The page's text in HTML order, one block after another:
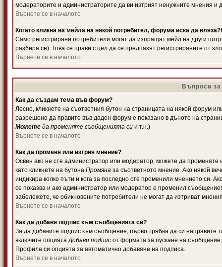
модераторите и администраторите да ви изтрият ненужните мнения и
Върнете се в началото
Когато кликна на мейла на някой потребител, форума иска да вляза?!
Само регистрирани потребители могат да изпращат мейл на други
разбира се). Това се прави с цел да се предпазят регистрираните от
Върнете се в началото
Въпроси
Как да създам тема във форум?
Лесно, кликнете на съответния бутон на страницата на някой форум
разрешено да правите във даден форум е показано в дъното на
Можете да променяте съобщенията си и т.н.)
Върнете се в началото
Как да променя или изтрия мнение?
Освен ако не сте администратор или модератор, можете да
като кликнете на бутона Промяна за съответното мнение. Ако някой
индикира колко пъти и кога за последно сте променили мнението си.
се показва и ако администратор или модератор е променил
забележете, че обикновените потребители не могат да изтриват
Върнете се в началото
Как да добавя подпис към съобщенията си?
За да добавите подпис към съобщение, първо трябва да си
включите опциятаДобави подпис от формата за пускане на
Профила си опцията за автоматично добавяне на подписа.
Върнете се в началото